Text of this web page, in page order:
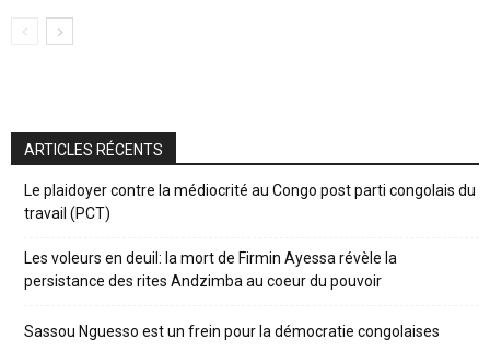
ARTICLES RÉCENTS
Le plaidoyer contre la médiocrité au Congo post parti congolais du
travail (PCT)
Les voleurs en deuil: la mort de Firmin Ayessa révèle la
persistance des rites Andzimba au coeur du pouvoir
Sassou Nguesso est un frein pour la démocratie congolaises